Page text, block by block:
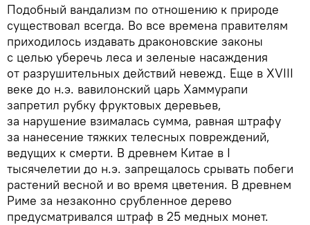
Подобный вандализм по отношению к природе
существовал всегда. Во все времена правителям
приходилось издавать драконовские законы
с целью уберечь леса и зеленые насаждения
от разрушительных действий невежд. Еще в XVIII
веке до н.э. вавилонский царь Хаммурапи
запретил рубку фруктовых деревьев,
за нарушение взималась сумма, равная штрафу
за нанесение тяжких телесных повреждений,
ведущих к смерти. В древнем Китае в I
тысячелетии до н.э. запрещалось срывать побеги
растений весной и во время цветения. В древнем
Риме за незаконно срубленное дерево
предусматривался штраф в 25 медных монет.